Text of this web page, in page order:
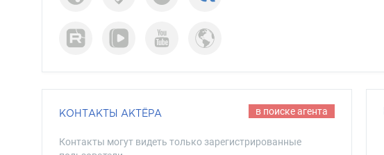
КОНТАКТЫ АКТЁРА в поиске агента
Контакты могут видеть только зарегистрированные